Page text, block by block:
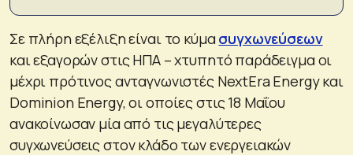
Σε πλήρη εξέλιξη είναι το κύμασυγχωνεύσεων
και εξαγορών στις ΗΠΑ – χτυπητό παράδειγμα οι
μέχρι πρότινος ανταγνωνιστές NextEra Energy και
Dominion Energy, οι οποίες στις 18 Μαΐου
ανακοίνωσαν μία από τις μεγαλύτερες
συγχωνεύσεις στον κλάδο των ενεργειακών